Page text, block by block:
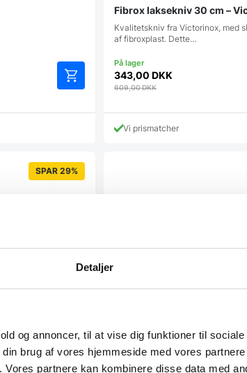
Detaljer
og annoncer, til at vise dig funktioner til
brug af vores hjemmeside med vores
partnere kan kombinere disse data med
Fibrox laksekniv 30 cm –
Kvalitetskniv fra Victorinox, med
af fibroxplast. Dette…
343,00DKK
609,00DKK
Vi prismatcher
SPAR 29%
cm –
Gaffel, Victorinox, Sort